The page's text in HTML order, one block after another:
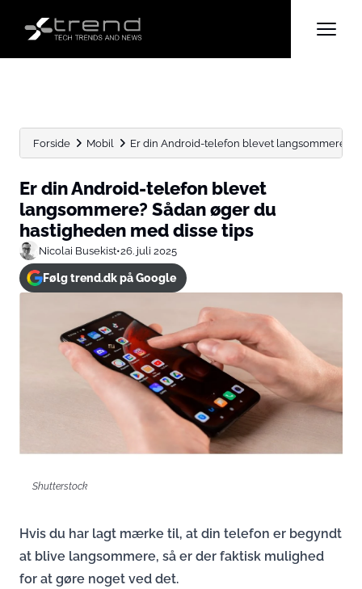
Forside Mobil Er din Android-telefon blevet langsommere?
Er din Android-telefon blevet
langsommere? Sådan øger du
hastigheden med disse tips
Nicolai Busekist•26. juli 2025
Følg trend.dk på Google
Shutterstock
Hvis du har lagt mærke til, at din telefon er begyndt
at blive langsommere, så er der faktisk mulighed
for at gøre noget ved det.